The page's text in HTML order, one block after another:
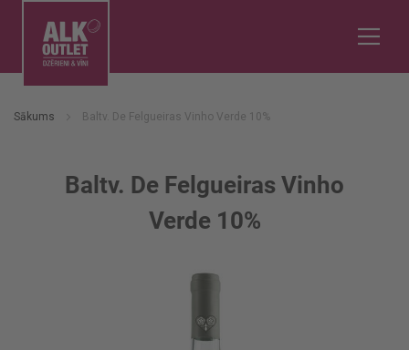
Sākums Baltv. De Felgueiras Vinho Verde 10%
Baltv. De Felgueiras Vinho
Verde 10%